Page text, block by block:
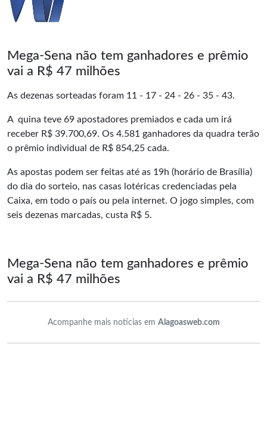
Mega-Sena não tem ganhadores e prêmio
vai a R$ 47 milhões
As dezenas sorteadas foram 11 - 17 - 24 - 26 - 35 - 43.
A quina teve 69 apostadores premiados e cada um irá
receber R$ 39.700,69. Os 4.581 ganhadores da quadra terão
o prêmio individual de R$ 854,25 cada.
As apostas podem ser feitas até as 19h (horário de Brasília)
do dia do sorteio, nas casas lotéricas credenciadas pela
Caixa, em todo o país ou pela internet. O jogo simples, com
seis dezenas marcadas, custa R$ 5.
Mega-Sena não tem ganhadores e prêmio
vai a R$ 47 milhões
Acompanhe mais notícias em Alagoasweb.com